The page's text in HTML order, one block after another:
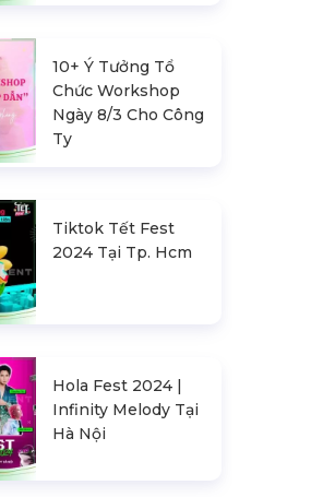
10+ Ý Tưởng Tổ
Chức Workshop
Ngày 8/3 Cho Công
Ty
Tiktok Tết Fest
2024 Tại Tp. Hcm
Hola Fest 2024 |
Infinity Melody Tại
Hà Nội